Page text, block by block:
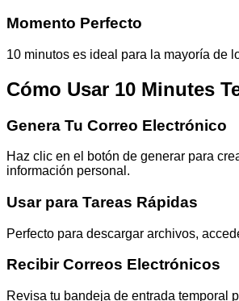
Momento Perfecto
10 minutos es ideal para la mayoría de
Cómo Usar 10 Minutes
Genera Tu Correo Electrónico
Haz clic en el botón de generar para
información personal.
Usar para Tareas Rápidas
Perfecto para descargar archivos,
Recibir Correos Electrónicos
Revisa tu bandeja de entrada temporal